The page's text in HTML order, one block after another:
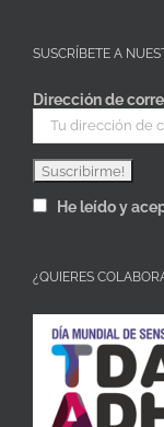
SUSCRÍBETE A
Dirección de
He leído y
¿QUIERES